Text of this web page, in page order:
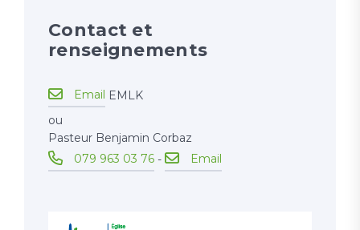
Contact et
renseignements
Email EMLK
ou
Pasteur Benjamin Corbaz
079 963 03 76 - Email